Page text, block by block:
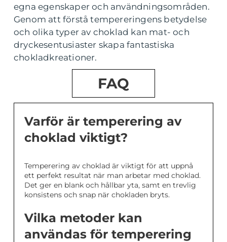
egna egenskaper och användningsområden.
Genom att förstå tempereringens betydelse
och olika typer av choklad kan mat- och
dryckesentusiaster skapa fantastiska
chokladkreationer.
FAQ
Varför är temperering av
choklad viktigt?
Temperering av choklad är viktigt för att uppnå
ett perfekt resultat när man arbetar med choklad.
Det ger en blank och hållbar yta, samt en trevlig
konsistens och snap när chokladen bryts.
Vilka metoder kan
användas för temperering